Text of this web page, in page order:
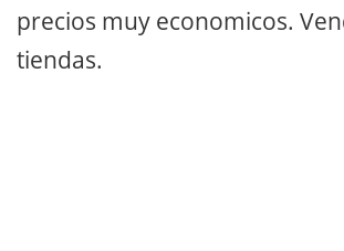
precios muy economicos.
tiendas.